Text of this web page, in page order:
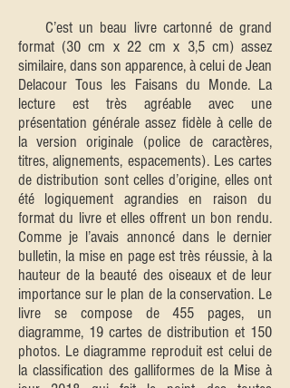
C’est un beau livre cartonné de grand
format (30 cm x 22 cm x 3,5 cm) assez
similaire, dans son apparence, à celui de Jean
Delacour Tous les Faisans du Monde. La
lecture est très agréable avec une
présentation générale assez fidèle à celle de
la version originale (police de caractères,
titres, alignements, espacements). Les cartes
de distribution sont celles d’origine, elles ont
été logiquement agrandies en raison du
format du livre et elles offrent un bon rendu.
Comme je l’avais annoncé dans le dernier
bulletin, la mise en page est très réussie, à la
hauteur de la beauté des oiseaux et de leur
importance sur le plan de la conservation. Le
livre se compose de 455 pages, un
diagramme, 19 cartes de distribution et 150
photos. Le diagramme reproduit est celui de
la classification des galliformes de la Mise à